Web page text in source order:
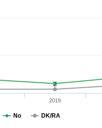
2
No DK/RA
2019